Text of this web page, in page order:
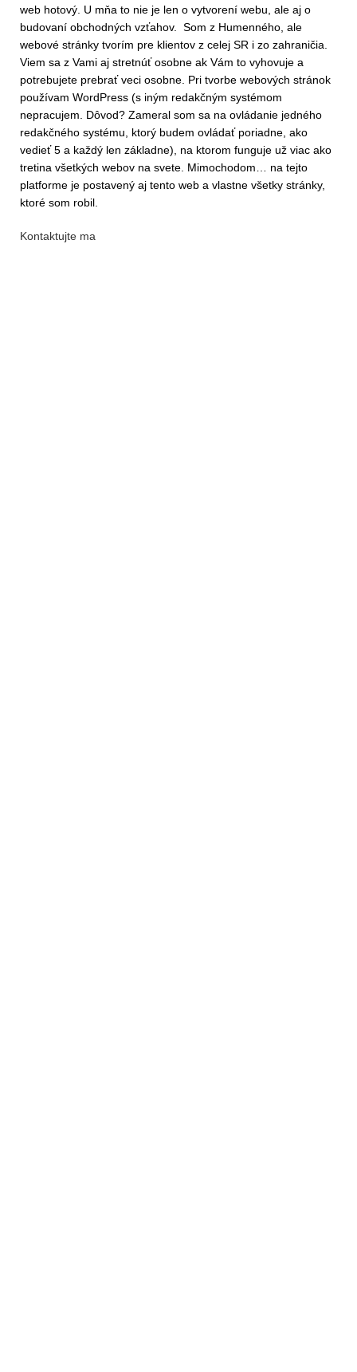
web hotový. U mňa to nie je len o vytvorení webu, ale aj o
budovaní obchodných vzťahov. Som z Humenného, ale
webové stránky tvorím pre klientov z celej SR i zo zahraničia.
Viem sa z Vami aj stretnúť osobne ak Vám to vyhovuje a
potrebujete prebrať veci osobne. Pri tvorbe webových stránok
používam WordPress (s iným redakčným systémom
nepracujem. Dôvod? Zameral som sa na ovládanie jedného
redakčného systému, ktorý budem ovládať poriadne, ako
vedieť 5 a každý len základne), na ktorom funguje už viac ako
tretina všetkých webov na svete. Mimochodom… na tejto
platforme je postavený aj tento web a vlastne všetky stránky,
ktoré som robil.
Kontaktujte ma